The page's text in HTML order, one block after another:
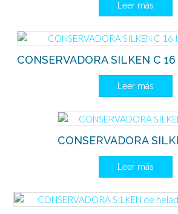
Leer más
CONSERVADORA SILKEN C
Leer más
CONSERVADORA
Leer más